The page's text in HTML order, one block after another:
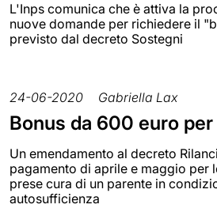
L'Inps comunica che è attiva la
nuove domande per richiedere il
previsto dal decreto Sostegni
24-06-2020 Gabriella Lax
Bonus da 600 euro
Un emendamento al decreto
pagamento di aprile e maggio per
prese cura di un parente in
autosufficienza